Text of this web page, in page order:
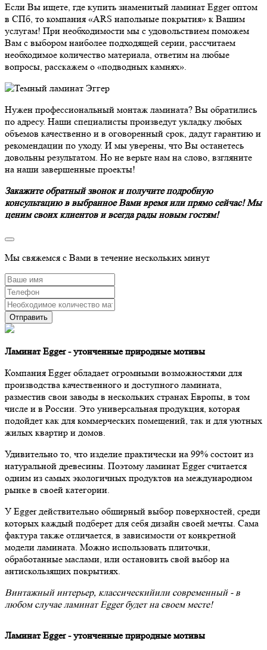
Если Вы ищете, где купить знаменитый ламинат Egger оптом
в СПб, то компания «ARS напольные покрытия» к Вашим
услугам! При необходимости мы с удовольствием поможем
Вам с выбором наиболее подходящей серии, рассчитаем
необходимое количество материала, ответим на любые
вопросы, расскажем о «подводных камнях».
Нужен профессиональный монтаж ламината? Вы обратились
по адресу. Наши специалисты произведут укладку любых
объемов качественно и в оговоренный срок, дадут гарантию и
рекомендации по уходу. И мы уверены, что Вы останетесь
довольны результатом. Но не верьте нам на слово, взгляните
на наши завершенные проекты!
Закажите обратный звонок и получите подробную
консультацию в выбранное Вами время или прямо сейчас! Мы
ценим своих клиентов и всегда рады новым гостям!
Мы свяжемся с Вами в течение нескольких минут
Ламинат Egger - утонченные природные мотивы
Компания Egger обладает огромными возможностями для
производства качественного и доступного ламината,
разместив свои заводы в нескольких странах Европы, в том
числе и в России. Это универсальная продукция, которая
подойдет как для коммерческих помещений, так и для уютных
жилых квартир и домов.
Удивительно то, что изделие практически на 99% состоит из
натуральной древесины. Поэтому ламинат Egger считается
одним из самых экологичных продуктов на международном
рынке в своей категории.
У Egger действительно обширный выбор поверхностей, среди
которых каждый подберет для себя дизайн своей мечты. Сама
фактура также отличается, в зависимости от конкретной
модели ламината. Можно использовать плиточки,
обработанные маслами, или остановить свой выбор на
антискользящих покрытиях.
Винтажный интерьер, классическийили современный - в
любом случае ламинат Egger будет на своем месте!
Ламинат Egger - утонченные природные мотивы